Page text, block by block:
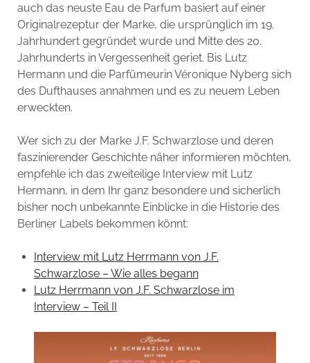
ONLINE-SHOP
DAS ALZD-TEAM
auch das neuste Eau de Parfum basiert auf einer
Originalrezeptur der Marke, die ursprünglich im 19.
Jahrhundert gegründet wurde und Mitte des 20.
Jahrhunderts in Vergessenheit geriet. Bis Lutz
Hermann und die Parfümeurin Véronique Nyberg sich
des Dufthauses annahmen und es zu neuem Leben
erweckten.
Wer sich zu der Marke J.F. Schwarzlose und deren
faszinierender Geschichte näher informieren möchten,
empfehle ich das zweiteilige Interview mit Lutz
Hermann, in dem Ihr ganz besondere und sicherlich
bisher noch unbekannte Einblicke in die Historie des
Berliner Labels bekommen könnt:
Interview mit Lutz Herrmann von J.F.
Schwarzlose – Wie alles begann
Lutz Herrmann von J.F. Schwarzlose im
Interview – Teil II